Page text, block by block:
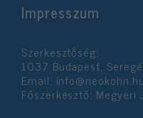
Impresszum
Szerkesztőség:
1037 Budapest,
Email: info@neokohn.hu
Főszerkesztő: Megyeri